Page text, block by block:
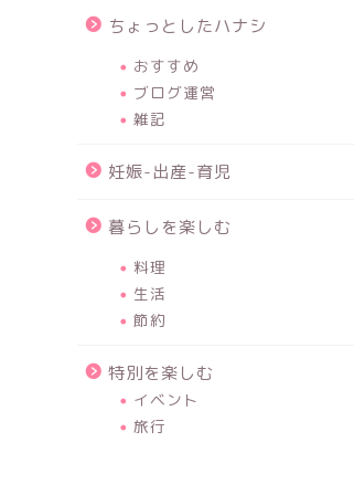
ちょっとしたハナシ
おすすめ
ブログ運営
雑記
妊娠-出産-育児
暮らしを楽しむ
料理
生活
節約
特別を楽しむ
イベント
旅行